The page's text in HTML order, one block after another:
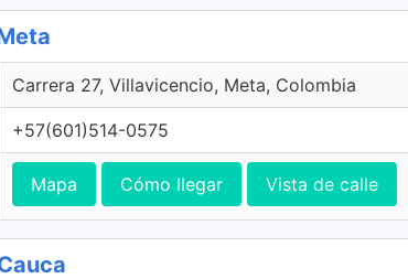
Carrera 27, Villavicencio, Meta, Colombia
+57(601)514-0575
Mapa Cómo llegar Vista de calle